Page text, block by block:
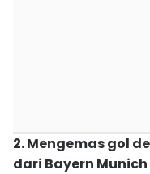
2. Mengemas gol
dari Bayern Munich